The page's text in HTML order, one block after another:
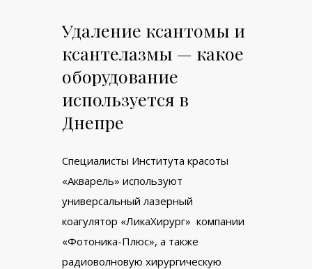
Удаление ксантомы и
ксантелазмы — какое
оборудование
используется в
Днепре
Специалисты Института красоты
«Акварель» используют
универсальный лазерный
коагулятор «ЛикаХирург» компании
«Фотоника-Плюс», а также
радиоволновую хирургическую